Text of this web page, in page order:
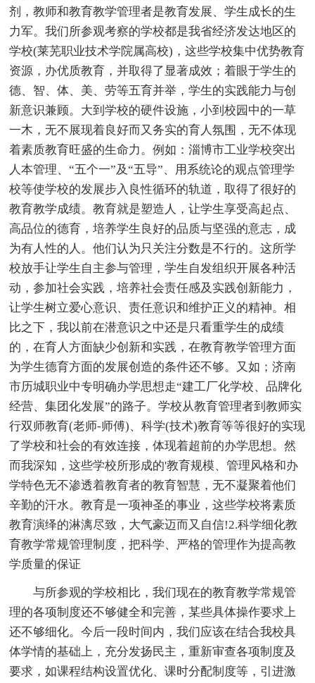
剂，教师和教育教学管理者是教育发展、学生成长的生
力军。我们所参观考察的学校都是我省经济发达地区的
学校(莱芜职业技术学院属高校)，这些学校集中优势教育
资源，办优质教育，并取得了显著成效；着眼于学生的
德、智、体、美、劳等五育并举，学生的实践能力与创
新意识兼顾。大到学校的硬件设施，小到校园中的一草
一木，无不展现着良好而又务实的育人氛围，无不体现
着素质教育旺盛的生命力。例如：淄博市工业学校突出
人本管理、“五个一”及“五导”、用系统论的观点管理学
校等使学校的发展步入良性循环的轨道，取得了很好的
教育教学成绩。教育就是塑造人，让学生享受高起点、
高品位的德育，培养学生良好的品质与坚强的意志，成
为有人性的人。他们认为只关注分数是不行的。这所学
校放手让学生自主参与管理，学生自发组织开展各种活
动，参加社会实践，培养社会责任感及实践创新能力，
让学生树立爱心意识、责任意识和维护正义的精神。相
比之下，我以前在潜意识之中还是只看重学生的成绩
的，在育人方面缺少创新和实践，在教育教学管理方面
为学生德育方面的发展创造的条件还不够。又如；济南
市历城职业中专明确办学思想走“建工厂化学校、品牌化
经营、集团化发展”的路子。学校从教育管理者到教师实
行双师教育(老师-师傅)、科学(技术)教育等等很好的实现
了学校和社会的有效连接，体现着超前的办学思想。然
而我深知，这些学校所形成的'教育规模、管理风格和办
学特色无不渗透着教育者的教育智慧，无不凝聚着他们
辛勤的汗水。教育是一项神圣的事业，这些学校将素质
教育演绎的淋漓尽致，大气豪迈而又自信!2.科学细化教
育教学常规管理制度，把科学、严格的管理作为提高教
学质量的保证
与所参观的学校相比，我们现在的教育教学常规管
理的各项制度还不够健全和完善，某些具体操作要求上
还不够细化。今后一段时间内，我们应该在结合我校具
体学情的基础上，充分发扬民主，重新审查各项制度及
要求，如课程结构设置优化、课时分配制度等，引进激